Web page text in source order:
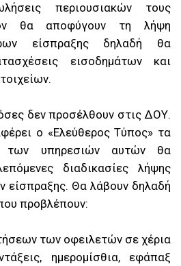
περιουσιακών τους
θα αποφύγουν τη λήψη
είσπραξης δηλαδή θα
εισοδημάτων και
δεν προσέλθουν στις ΔΟΥ.
ο «Ελεύθερος Τύπος» τα
των υπηρεσιών αυτών θα
διαδικασίες λήψης
είσπραξης. Θα λάβουν δηλαδή
προβλέπουν:
των οφειλετών σε χέρια
ημερομίσθια, εφάπαξ